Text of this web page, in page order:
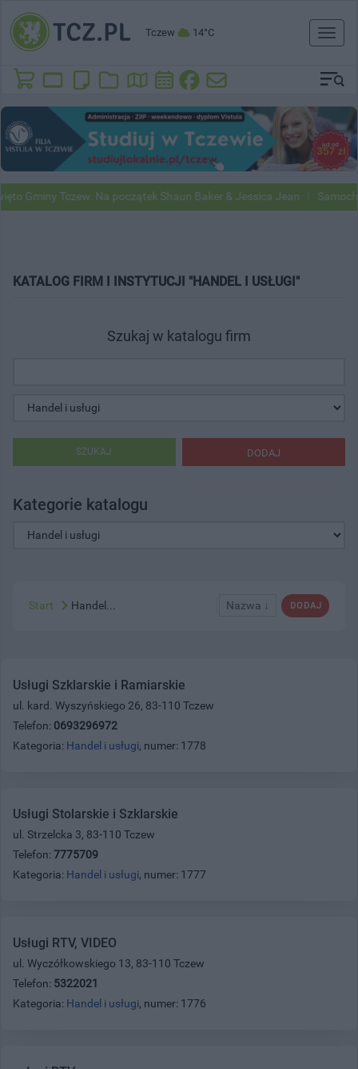
Tczew 14°C
Toggle
Gminy Tczew. Na początek Shaun Baker & Jessica Jean
KATALOG FIRM I INSTYTUCJI "HANDEL I USŁUGI"
Szukaj w katalogu firm
DODAJ
SZUKAJ
Kategorie katalogu
DODAJ
Nazwa ↓
Start Handel...
Usługi Szklarskie i Ramiarskie
ul. kard. Wyszyńskiego 26, 83-110 Tczew
Telefon: 0693296972
Kategoria: Handel i usługi, numer: 1778
Usługi Stolarskie i Szklarskie
ul. Strzelcka 3, 83-110 Tczew
Telefon: 7775709
Kategoria: Handel i usługi, numer: 1777
Usługi RTV, VIDEO
ul. Wyczółkowskiego 13, 83-110 Tczew
Telefon: 5322021
Kategoria: Handel i usługi, numer: 1776